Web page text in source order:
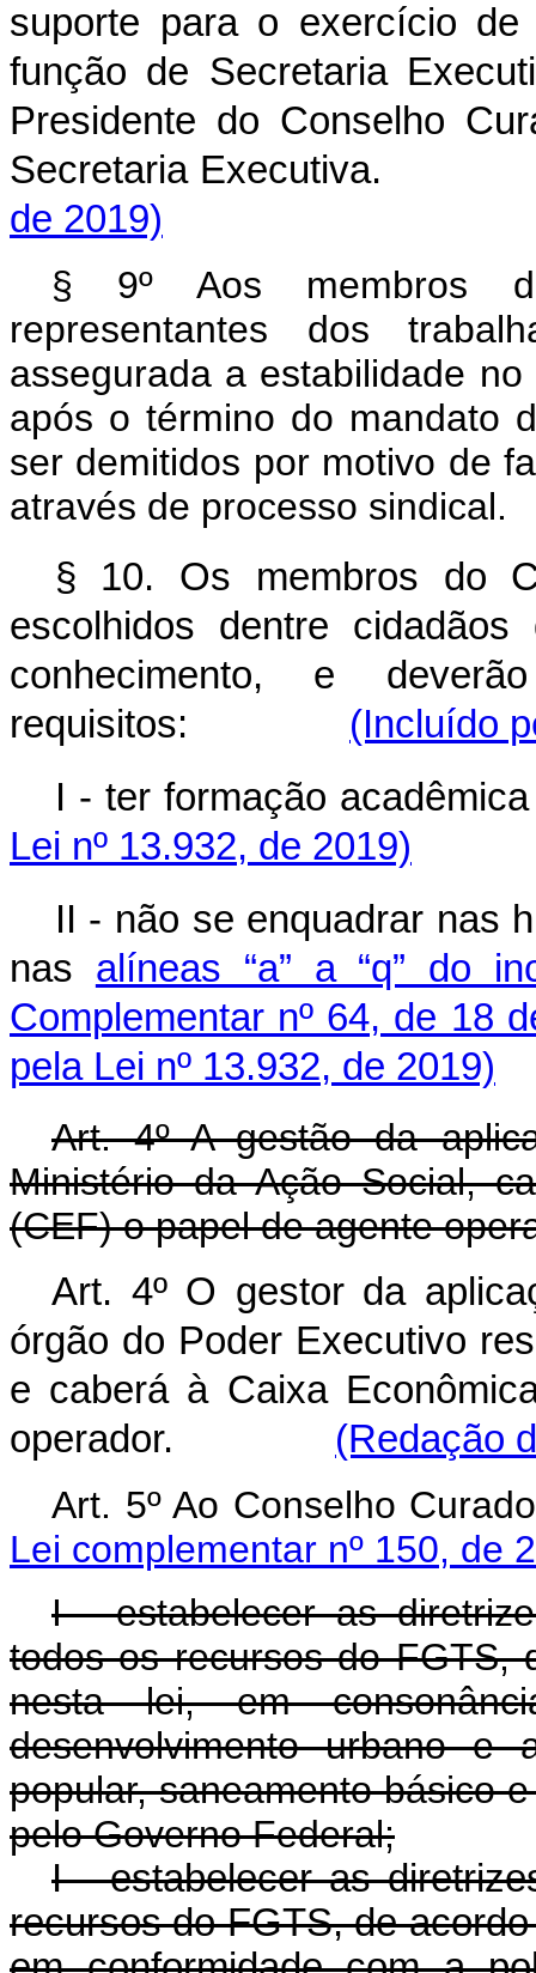
suporte para o exercício
função de Secretaria
Presidente do Conselho
Secretaria
de 2019)
§ 9º Aos membros
representantes dos
assegurada a estabilidade
após o término do mandato
ser demitidos por motivo de
através de processo sindical.
§ 10. Os membros do
escolhidos dentre
conhecimento, e
requisitos: (Incluído
I - ter formação
Lei nº 13.932, de 2019)
II - não se enquadrar nas
nas alíneas “a” a “q” do
Complementar nº 64, de 18
pela Lei nº 13.932, de 2019)
Art. 4º A gestão da
Ministério da Ação Social,
(CEF) o papel de agente
Art. 4º O gestor da
órgão do Poder Executivo
e caberá à Caixa
operador. (Redação
Art. 5º Ao Conselho
Lei complementar nº 150, de
I - estabelecer as
todos os recursos do FGTS,
nesta lei, em
desenvolvimento urbano e
popular, saneamento básico
pelo Governo Federal;
I - estabelecer as
recursos do FGTS, de